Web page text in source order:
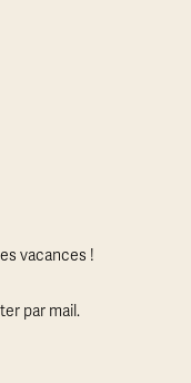
vacances !
par mail.